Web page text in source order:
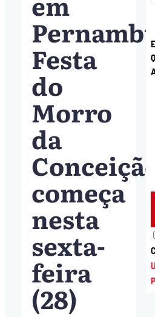
Festa
do
Morro
da
Conceição
começa
nesta
sexta-
feira
(28)